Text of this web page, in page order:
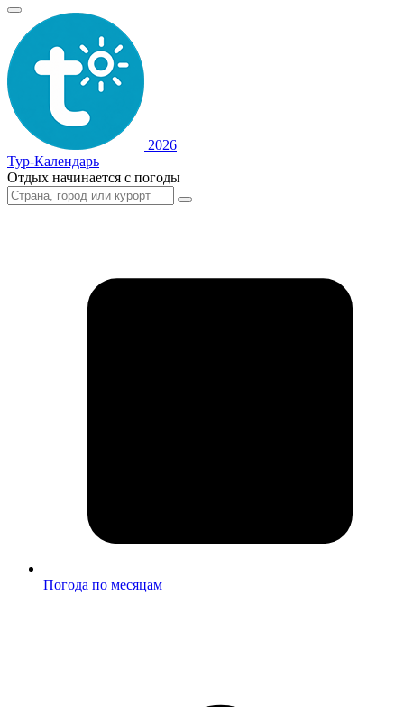
2026
Тур-Календарь
Отдых начинается с погоды
Погода по месяцам